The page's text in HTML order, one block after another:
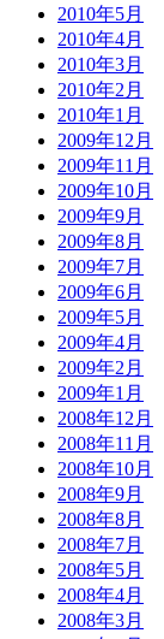
2010年5月
2010年4月
2010年3月
2010年2月
2010年1月
2009年12月
2009年11月
2009年10月
2009年9月
2009年8月
2009年7月
2009年6月
2009年5月
2009年4月
2009年2月
2009年1月
2008年12月
2008年11月
2008年10月
2008年9月
2008年8月
2008年7月
2008年5月
2008年4月
2008年3月